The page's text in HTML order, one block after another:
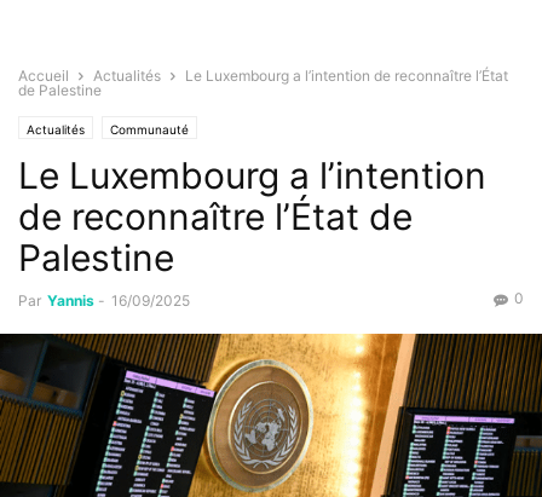
Accueil Actualités
Le Luxembourg a l’intention de reconnaître l’État
de Palestine
Actualités Communauté
Le Luxembourg a l’intention
de reconnaître l’État de
Palestine
Par Yannis - 16/09/2025 0